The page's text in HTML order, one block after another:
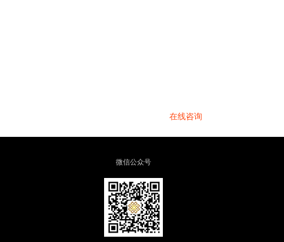
在线咨询
微信公众号